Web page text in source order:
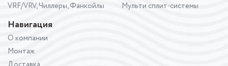
VRF/VRV, Чиллеры, Фанкойлы
Мульти сплит-системы
Навигация
О компании
Монтаж